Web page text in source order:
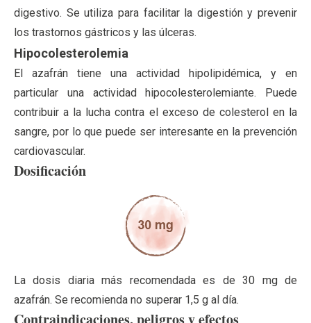
digestivo. Se utiliza para facilitar la digestión y prevenir
los trastornos gástricos y las úlceras.
Hipocolesterolemia
El azafrán tiene una actividad hipolipidémica, y en
particular una actividad hipocolesterolemiante. Puede
contribuir a la lucha contra el exceso de colesterol en la
sangre, por lo que puede ser interesante en la prevención
cardiovascular.
Dosificación
La dosis diaria más recomendada es de 30 mg de
azafrán. Se recomienda no superar 1,5 g al día.
Contraindicaciones, peligros y efectos